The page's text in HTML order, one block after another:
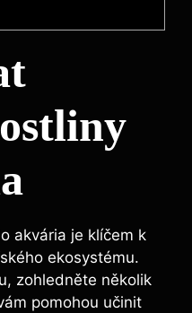
akvária je klíčem k
ekosystému.‍
zohledněte několik
pomohou učinit